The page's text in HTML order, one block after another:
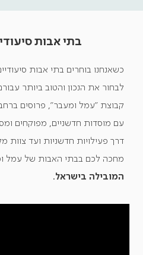
בתי אבות
כשאנחנו בוחרים בתי אבות
לבחור את הנכון והטוב ביותר
קבוצת "עמל ומעבר", פרוסים
עם מוסדות חדשניים, מפוקחים
דרך פעילויות חדשניות ועד צוות
מחכה לכם בבתי האבות של עמל
המובילה בישראל.